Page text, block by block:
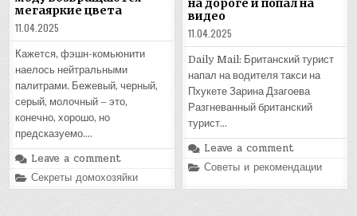
мегаяркие цвета
11.04.2025
Кажется, фэшн-комьюнити
наелось нейтральными
палитрами. Бежевый, черный,
серый, молочный – это,
конечно, хорошо, но
предсказуемо….
Leave a comment
Posted
in
Секреты домохозяйки
видео
11.04.2025
Daily Mail: Британский турист
напал на водителя такси на
Пхукете Зарина Дзагоева
Разгневанный британский
турист…
Leave a comment
Posted
Советы и рекомендации